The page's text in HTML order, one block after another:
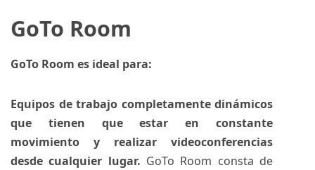
GoTo Room
GoTo Room es ideal para:
Equipos de trabajo completamente dinámicos
que tienen que estar en constante
movimiento y realizar videoconferencias
desde cualquier lugar. GoTo Room consta de